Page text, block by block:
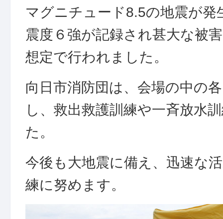
マグニチュード8.5の地震が発
震度６強が記録され甚大な被
想定で行われました。
向日市消防団は、会場の中の
し、救出救護訓練や一斉放水
た。
今後も大地震に備え、迅速な
練に努めます。